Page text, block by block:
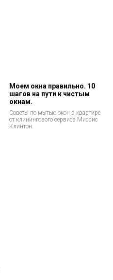
Моем окна правильно. 10
шагов на пути к чистым
окнам.
Советы по мытью окон в квартире
от клинингового сервиса Миссис
Клинтон.